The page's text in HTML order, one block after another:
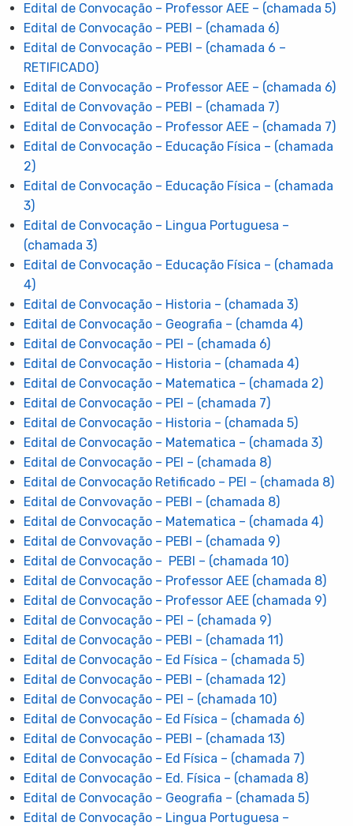
Edital de Convocação – Professor AEE – (chamada 5)
Edital de Convocação – PEBI – (chamada 6)
Edital de Convocação – PEBI – (chamada 6 –
RETIFICADO)
Edital de Convocação – Professor AEE – (chamada 6)
Edital de Convovação – PEBI – (chamada 7)
Edital de Convocação – Professor AEE – (chamada 7)
Edital de Convocação – Educação Física – (chamada
2)
Edital de Convocação – Educação Física – (chamada
3)
Edital de Convocação – Lingua Portuguesa –
(chamada 3)
Edital de Convocação – Educação Física – (chamada
4)
Edital de Convocação – Historia – (chamada 3)
Edital de Convocação – Geografia – (chamda 4)
Edital de Convocação – PEI – (chamada 6)
Edital de Convocação – Historia – (chamada 4)
Edital de Convocação – Matematica – (chamada 2)
Edital de Convocação – PEI – (chamada 7)
Edital de Convocação – Historia – (chamada 5)
Edital de Convocação – Matematica – (chamada 3)
Edital de Convocação – PEI – (chamada 8)
Edital de Convocação Retificado – PEI – (chamada 8)
Edital de Convovação – PEBI – (chamada 8)
Edital de Convocação – Matematica – (chamada 4)
Edital de Convovação – PEBI – (chamada 9)
Edital de Convocação – PEBI – (chamada 10)
Edital de Convocação – Professor AEE (chamada 8)
Edital de Convocação – Professor AEE (chamada 9)
Edital de Convocação – PEI – (chamada 9)
Edital de Convocação – PEBI – (chamada 11)
Edital de Convocação – Ed Física – (chamada 5)
Edital de Convocação – PEBI – (chamada 12)
Edital de Convocação – PEI – (chamada 10)
Edital de Convocação – Ed Física – (chamada 6)
Edital de Convocação – PEBI – (chamada 13)
Edital de Convocação – Ed Física – (chamada 7)
Edital de Convocação – Ed. Física – (chamada 8)
Edital de Convocação – Geografia – (chamada 5)
Edital de Convocação – Lingua Portuguesa –